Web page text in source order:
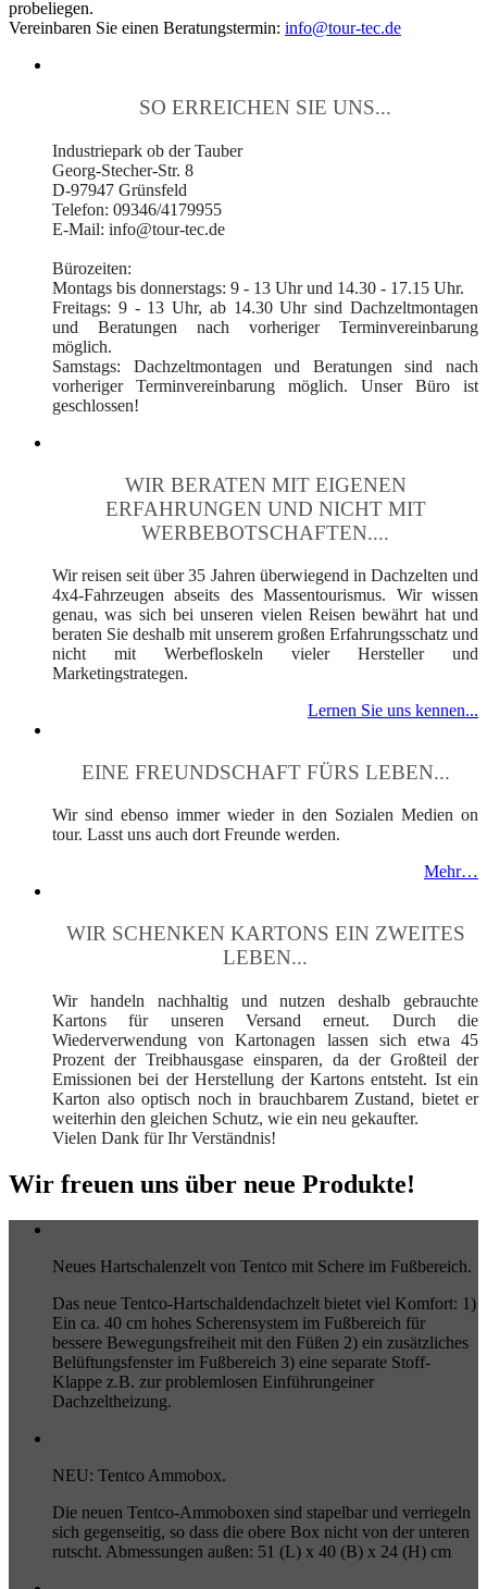
probeliegen.
Vereinbaren Sie einen Beratungstermin: info@tour-tec.de
SO ERREICHEN SIE UNS...
Industriepark ob der Tauber
Georg-Stecher-Str. 8
D-97947 Grünsfeld
Telefon: 09346/4179955
E-Mail: info@tour-tec.de
Bürozeiten:
Montags bis donnerstags: 9 - 13 Uhr und 14.30 - 17.15 Uhr.
Freitags: 9 - 13 Uhr, ab 14.30 Uhr sind Dachzeltmontagen
und Beratungen nach vorheriger Terminvereinbarung
möglich.
Samstags: Dachzeltmontagen und Beratungen sind nach
vorheriger Terminvereinbarung möglich. Unser Büro ist
geschlossen!
WIR BERATEN MIT EIGENEN
ERFAHRUNGEN UND NICHT MIT
WERBEBOTSCHAFTEN....
Wir reisen seit über 35 Jahren überwiegend in Dachzelten und
4x4-Fahrzeugen abseits des Massentourismus. Wir wissen
genau, was sich bei unseren vielen Reisen bewährt hat und
beraten Sie deshalb mit unserem großen Erfahrungsschatz und
nicht mit Werbefloskeln vieler Hersteller und
Marketingstrategen.
Lernen Sie uns kennen...
EINE FREUNDSCHAFT FÜRS LEBEN...
Wir sind ebenso immer wieder in den Sozialen Medien on
tour. Lasst uns auch dort Freunde werden.
Mehr…
WIR SCHENKEN KARTONS EIN ZWEITES
LEBEN...
Wir handeln nachhaltig und nutzen deshalb gebrauchte
Kartons für unseren Versand erneut. Durch die
Wiederverwendung von Kartonagen lassen sich etwa 45
Prozent der Treibhausgase einsparen, da der Großteil der
Emissionen bei der Herstellung der Kartons entsteht. Ist ein
Karton also optisch noch in brauchbarem Zustand, bietet er
weiterhin den gleichen Schutz, wie ein neu gekaufter.
Vielen Dank für Ihr Verständnis!
Wir freuen uns über neue Produkte!
Neues Hartschalenzelt von Tentco mit Schere im Fußbereich.
Das neue Tentco-Hartschaldendachzelt bietet viel Komfort: 1)
Ein ca. 40 cm hohes Scherensystem im Fußbereich für
bessere Bewegungsfreiheit mit den Füßen 2) ein zusätzliches
Belüftungsfenster im Fußbereich 3) eine separate Stoff-
Klappe z.B. zur problemlosen Einführungeiner
Dachzeltheizung.
NEU: Tentco Ammobox.
Die neuen Tentco-Ammoboxen sind stapelbar und verriegeln
sich gegenseitig, so dass die obere Box nicht von der unteren
rutscht. Abmessungen außen: 51 (L) x 40 (B) x 24 (H) cm